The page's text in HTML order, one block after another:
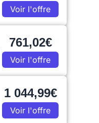
Voir l'offre
761,02€
Voir l'offre
1 044,99€
Voir l'offre